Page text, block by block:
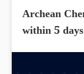
Archean
within 5 days